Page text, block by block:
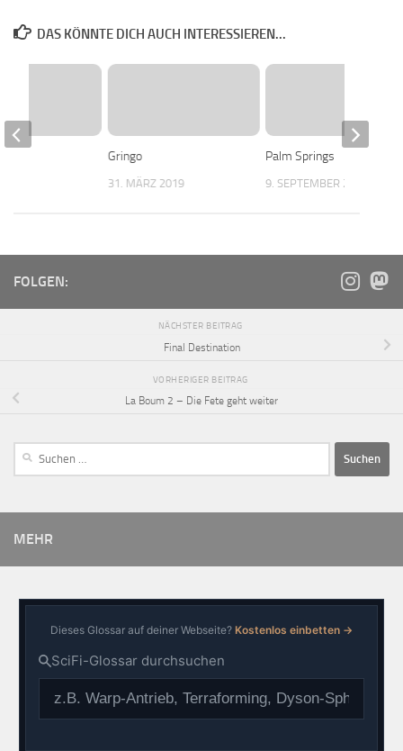
DAS KÖNNTE DICH AUCH INTERESSIEREN...
Gringo
31. MÄRZ 2019
Palm Springs
9. SEPTEMBER 2021
FOLGEN:
NÄCHSTER BEITRAG
Final Destination
VORHERIGER BEITRAG
La Boum 2 – Die Fete geht weiter
MEHR